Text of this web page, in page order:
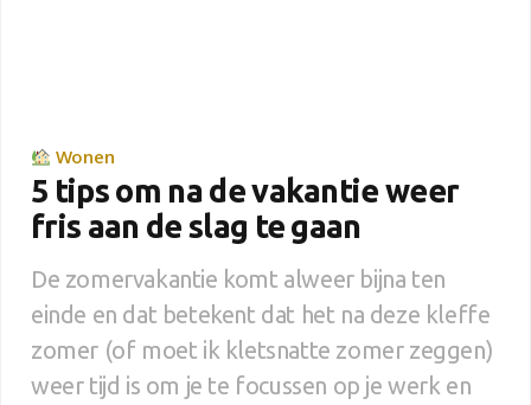
Wonen
5 tips om na de vakantie weer
fris aan de slag te gaan
De zomervakantie komt alweer bijna ten
einde en dat betekent dat het na deze kleffe
zomer (of moet ik kletsnatte zomer zeggen)
weer tijd is om je te focussen op je werk en